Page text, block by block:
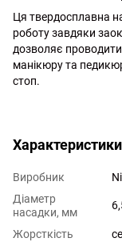
Ця твердосплавна
роботу завдяки
дозволяє проводити
манікюру та
стоп.
Характеристики
Виробник
Діаметр
насадки, мм
Жорсткість